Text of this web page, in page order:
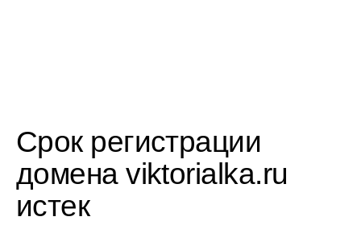
Срок регистрации
домена viktorialka.ru
истек